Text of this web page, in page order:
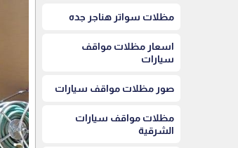
مظلات سواتر هناجر جده
اسعار مظلات مواقف
سيارات
صور مظلات مواقف سيارات
مظلات مواقف سيارات
الشرقية